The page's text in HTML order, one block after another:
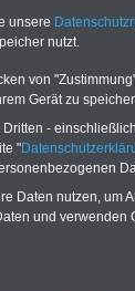
Beamte und
Polizisten
mit drei
für
sowie
drei Ratgeber sind
unsere
nutzt.
von
Gerät zu
-
"
Daten nutzen, um
und verwenden